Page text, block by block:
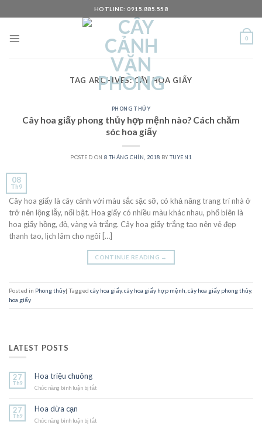
to
HOTLINE: 0915.885.558
0
TAG ARCHIVES:CÂY HOA GIẤY
PHONG THỦY
Cây hoa giấy phong thủy hợp mệnh nào? Cách chăm
sóc hoa giấy
POSTED ON 8 THÁNG CHÍN, 2018 BY TUYEN1
08
Th9
Cây hoa giấy là cây cảnh với màu sắc sặc sỡ, có khả năng trang trí nhà ở
trở nên lộng lẫy, nổi bật. Hoa giấy có nhiều màu khác nhau, phổ biên là
hoa giấy hồng, đỏ, vàng và trắng. Cây hoa giấy trắng tạo nên vẻ đẹp
thanh tao, lịch lãm cho ngôi […]
CONTINUE READING →
Posted in Phong thủy| Tagged cây hoa giấy, cây hoa giấy hợp mệnh cây hoa giấy phong thủy,
hoa giấy
LATEST POSTS
27
Th9
Hoa triệu chuông
Chức năng bình luận bị tắt
27
Th9
Hoa dừa cạn
Chức năng bình luận bị tắt